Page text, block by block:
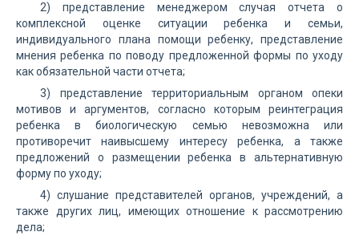
2) представление менеджером случая отчета о
комплексной оценке ситуации ребенка и семьи,
индивидуального плана помощи ребенку, представление
мнения ребенка по поводу предложенной формы по уходу
как обязательной части отчета;
3) представление территориальным органом опеки
мотивов и аргументов, согласно которым реинтеграция
ребенка в биологическую семью невозможна или
противоречит наивысшему интересу ребенка, а также
предложений о размещении ребенка в альтернативную
форму по уходу;
4) слушание представителей органов, учреждений, а
также других лиц, имеющих отношение к рассмотрению
дела;